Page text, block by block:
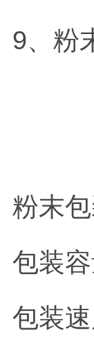
9、粉
粉末
包装
包装